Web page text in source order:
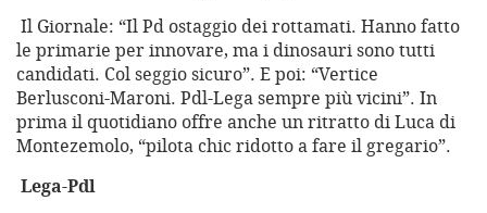
Il Giornale: “Il Pd ostaggio dei rottamati. Hanno fatto
le primarie per innovare, ma i dinosauri sono tutti
candidati. Col seggio sicuro”. E poi: “Vertice
Berlusconi-Maroni. Pdl-Lega sempre più vicini”. In
prima il quotidiano offre anche un ritratto di Luca di
Montezemolo, “pilota chic ridotto a fare il gregario”.
Lega-Pdl